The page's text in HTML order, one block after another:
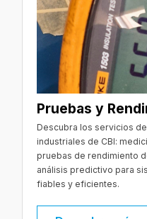
Pruebas y
Descubra los servicios
industriales de CBI:
pruebas de rendimiento
análisis predictivo para
fiables y eficientes.